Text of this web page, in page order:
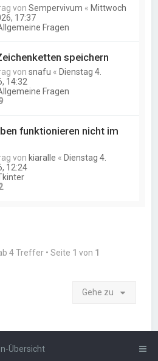
vonSempervivum « Mittwoch
17:37
Fragen
speichern
vonsnafu « Dienstag 4.
14:32
Fragen
funktionieren nicht im
von kiaralle « Dienstag 4.
12:24
4 Treffer • Seite 1 von 1
Gehe zu
Übersicht